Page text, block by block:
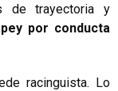
de trayectoria y
por conducta
racinguista. Lo